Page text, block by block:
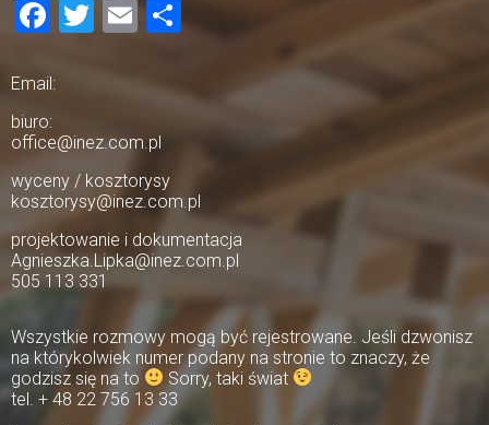
Facebook
Twitter
Email
Share
Email:
biuro:
office@inez.com.pl
wyceny / kosztorysy
kosztorysy@inez.com.pl
projektowanie i dokumentacja
Agnieszka.Lipka@inez.com.pl
505 113 331
Wszystkie rozmowy mogą być rejestrowane. Jeśli dzwonisz
na którykolwiek numer podany na stronie to znaczy, że
godzisz się na to
Sorry, taki świat
tel. + 48 22 756 13 33